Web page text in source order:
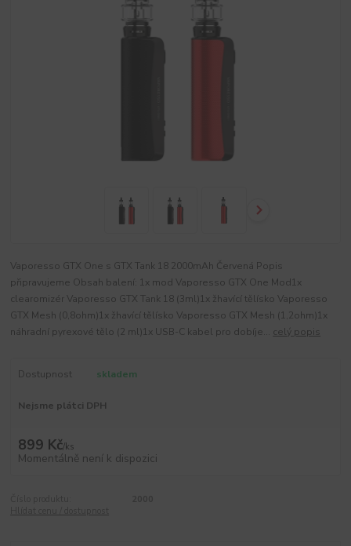
Vaporesso GTX One s GTX Tank 18 2000mAh Červená Popis
připravujeme Obsah balení: 1x mod Vaporesso GTX One Mod1x
clearomizér Vaporesso GTX Tank 18 (3ml)1x žhavící tělísko Vaporesso
GTX Mesh (0,8ohm)1x žhavící tělísko Vaporesso GTX Mesh (1,2ohm)1x
náhradní pyrexové tělo (2 ml)1x USB-C kabel pro dobíje... celý popis
Dostupnost skladem
Nejsme plátci DPH
899 Kč/ks
Momentálně není k dispozici